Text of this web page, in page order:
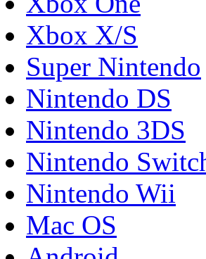
Xbox X/S
Super Nintendo
Nintendo DS
Nintendo 3DS
Nintendo
Nintendo Wii
Mac OS